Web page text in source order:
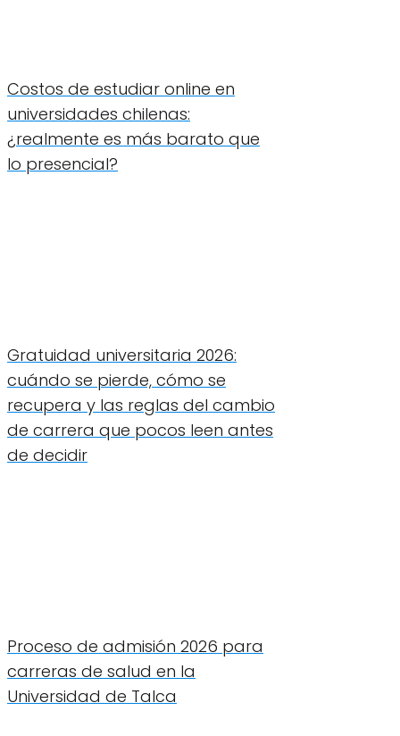
Costos de estudiar online en
universidades chilenas:
¿realmente es más barato que
lo presencial?
Gratuidad universitaria 2026:
cuándo se pierde, cómo se
recupera y las reglas del cambio
de carrera que pocos leen antes
de decidir
Proceso de admisión 2026 para
carreras de salud en la
Universidad de Talca